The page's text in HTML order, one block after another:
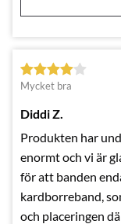
Mycket bra
Diddi Z.
Produkten har
enormt och vi är
för att banden
kardborreband,
och placeringen